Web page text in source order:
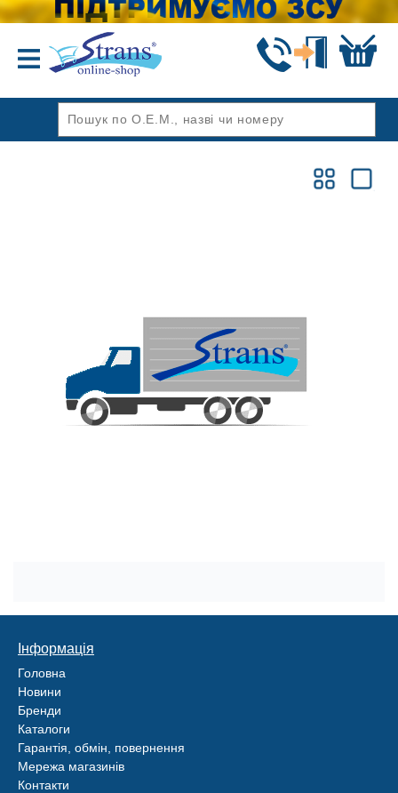
Інформація
Головна
Новини
Бренди
Каталоги
Гарантія, обмін, повернення
Мережа магазинів
Контакти